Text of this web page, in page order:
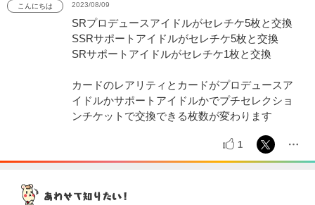
こんにちは 2023/08/09
SRプロデュースアイドルがセレチケ5枚と交換
SSRサポートアイドルがセレチケ5枚と交換
SRサポートアイドルがセレチケ1枚と交換
カードのレアリティとカードがプロデュースア
イドルかサポートアイドルかでプチセレクショ
ンチケットで交換できる枚数が変わります
1